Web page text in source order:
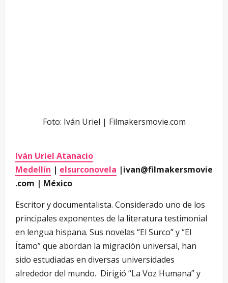
Foto: Iván Uriel | Filmakersmovie.com
Iván Uriel Atanacio
Medellín | elsurconovela |ivan@filmakersmovie
.com | México
Escritor y documentalista. Considerado uno de los
principales exponentes de la literatura testimonial
en lengua hispana. Sus novelas “El Surco” y “El
Ítamo” que abordan la migración universal, han
sido estudiadas en diversas universidades
alrededor del mundo. Dirigió “La Voz Humana” y